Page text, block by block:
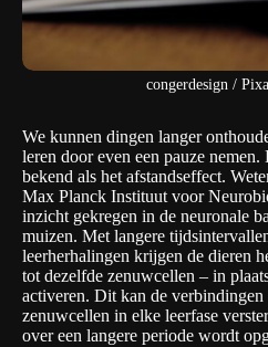
congerdesign /
We kunnen dingen langer
leren door even een pauze
bekend als het afstandseffect.
Max Planck Instituut voor
inzicht gekregen in de neuronale
muizen. Met langere
leerherhalingen krijgen de dieren
tot dezelfde zenuwcellen – in
activeren. Dit kan de verbindingen
zenuwcellen in elke leerfase
over een langere periode wordt